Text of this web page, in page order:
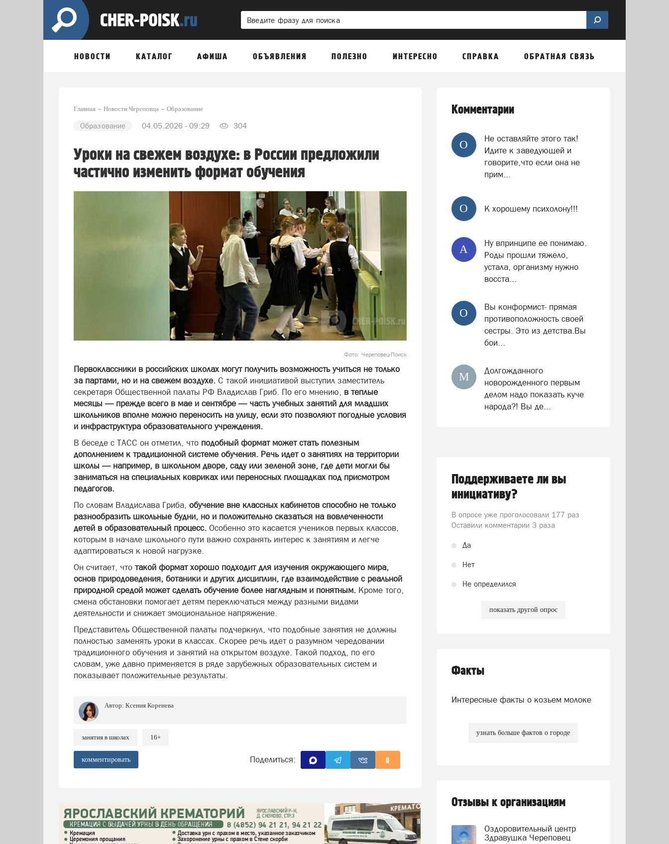
НОВОСТИ КАТАЛОГ АФИША ОБЪЯВЛЕНИЯ ПОЛЕЗНО ИНТЕРЕСНО СПРАВКА ОБРАТНАЯ СВЯЗЬ
Главная Новости Череповца Образование
Образование 04.05.2026 - 09:29 304
Уроки на свежем воздухе: в России предложили
частично изменить формат обучения
Фото: Череповец-Поиск
Первоклассники в российских школах могут получить возможность учиться не только
за партами, но и на свежем воздухе. С такой инициативой выступил заместитель
секретаря Общественной палаты РФ Владислав Гриб. По его мнению, в теплые
месяцы — прежде всего в мае и сентябре — часть учебных занятий для младших
школьников вполне можно переносить на улицу, если это позволяют погодные условия
и инфраструктура образовательного учреждения.
В беседе с ТАСС он отметил, что подобный формат может стать полезным
дополнением к традиционной системе обучения. Речь идет о занятиях на территории
школы — например, в школьном дворе, саду или зеленой зоне, где дети могли бы
заниматься на специальных ковриках или переносных площадках под присмотром
педагогов.
По словам Владислава Гриба, обучение вне классных кабинетов способно не только
разнообразить школьные будни, но и положительно сказаться на вовлеченности
детей в образовательный процесс. Особенно это касается учеников первых классов,
которым в начале школьного пути важно сохранять интерес к занятиям и легче
адаптироваться к новой нагрузке.
Он считает, что такой формат хорошо подходит для изучения окружающего мира,
основ природоведения, ботаники и других дисциплин, где взаимодействие с реальной
природной средой может сделать обучение более наглядным и понятным. Кроме того,
смена обстановки помогает детям переключаться между разными видами
деятельности и снижает эмоциональное напряжение.
Представитель Общественной палаты подчеркнул, что подобные занятия не должны
полностью заменять уроки в классах. Скорее речь идет о разумном чередовании
традиционного обучения и занятий на открытом воздухе. Такой подход, по его
словам, уже давно применяется в ряде зарубежных образовательных систем и
показывает положительные результаты.
Автор: Ксения Коренева
занятия в школах 16+
комментировать Поделиться:
Комментарии
О
Не оставляйте этого так!
Идите к заведующей и
говорите,что если она не
прим...
О К хорошему психолону!!!
А
Ну впринципе ее понимаю.
Роды прошли тяжело,
устала, организму нужно
восста...
О
Вы конформист- прямая
противоположность своей
сестры. Это из детства.Вы
бои...
М
Долгожданного
новорожденного первым
делом надо показать куче
народа?! Вы де...
Поддерживаете ли вы
инициативу?
В опросе уже проголосовали 177 раз
Оставили комментарии 3 раза
Да
Нет
Не определился
показать другой опрос
Факты
Интересные факты о козьем молоке
узнать больше фактов о городе
Отзывы к организациям
Оздоровительный центр
Здравушка Череповец